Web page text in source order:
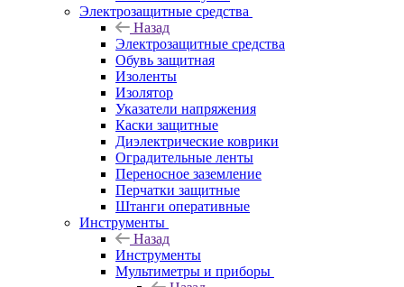
Электрозащитные средства
Назад
Электрозащитные средства
Обувь защитная
Изоленты
Изолятор
Указатели напряжения
Каски защитные
Диэлектрические коврики
Оградительные ленты
Переносное заземление
Перчатки защитные
Штанги оперативные
Инструменты
Назад
Инструменты
Мультиметры и приборы